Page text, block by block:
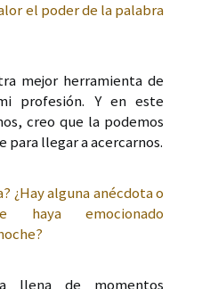
el poder de la palabra
mejor herramienta de
profesión. Y en este
creo que la podemos
llegar a acercarnos.
¿Hay alguna anécdota o
emocionado
llena de momentos